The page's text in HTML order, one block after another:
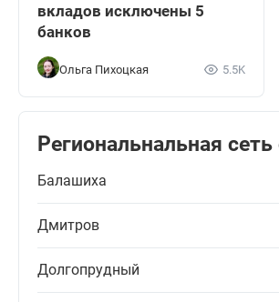
вкладов исключены 5
банков
Ольга Пихоцкая 5.5K
Региональнальная
Балашиха
Дмитров
Долгопрудный